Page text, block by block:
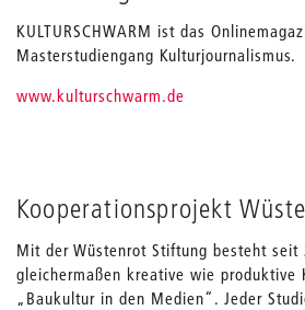
KULTURSCHWARM ist das
Masterstudiengang Kulturjournalismus.
www.kulturschwarm.de
Kooperationsprojekt
Mit der Wüstenrot Stiftung besteht seit
gleichermaßen kreative wie produktive
„Baukultur in den Medien“. Jeder